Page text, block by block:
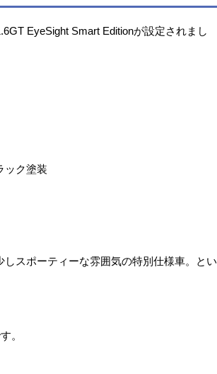
EyeSight Smart Editionが設定されまし
ック塗装
スポーティーな雰囲気の特別仕様車。とい
。